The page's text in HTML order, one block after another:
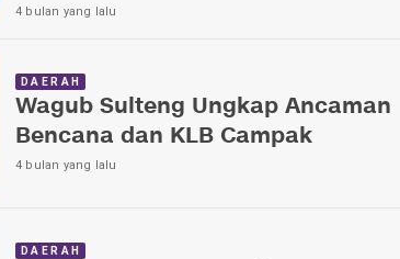
4 bulan yang lalu
DAERAH
Wagub Sulteng Ungkap Ancaman
Bencana dan KLB Campak
4 bulan yang lalu
DAERAH